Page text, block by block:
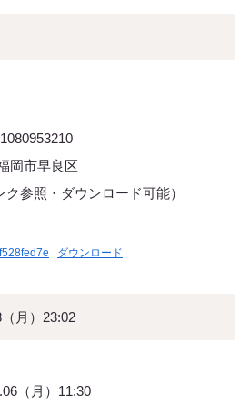
岡市早良区
参照・ダウンロード可能）
ダウンロード
月）23:02
（月）11:30